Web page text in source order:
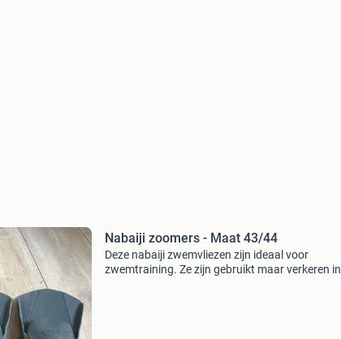
Nabaiji zoomers - Maat 43/44
Deze nabaiji zwemvliezen zijn ideaal voor
zwemtraining. Ze zijn gebruikt maar verkeren in